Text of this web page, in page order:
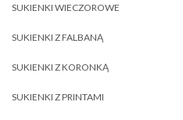
SUKIENKI WIECZOROWE
SUKIENKI Z FALBANĄ
SUKIENKI Z KORONKĄ
SUKIENKI Z PRINTAMI